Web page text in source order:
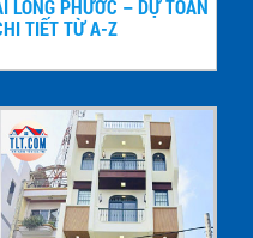
LONG PHƯỚC – DỰ TOÁN
TIẾT TỪ A-Z